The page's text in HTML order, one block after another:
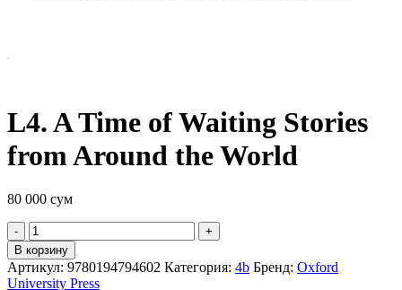
L4. A Time of Waiting Stories
from Around the World
80 000 сум
Quantity
В корзину
Артикул: 9780194794602 Категория: 4b Бренд: Oxford
University Press